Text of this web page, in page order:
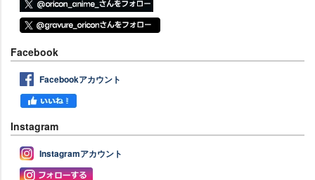
Facebook
Facebookアカウント
Instagram
Instagramアカウント